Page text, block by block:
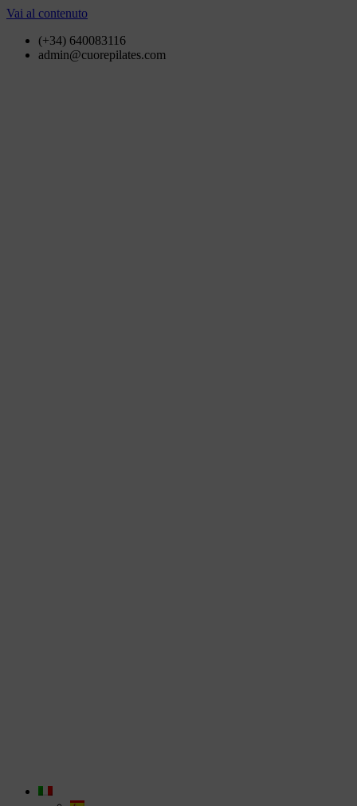
Vai al contenuto
(+34) 640083116
admin@cuorepilates.com